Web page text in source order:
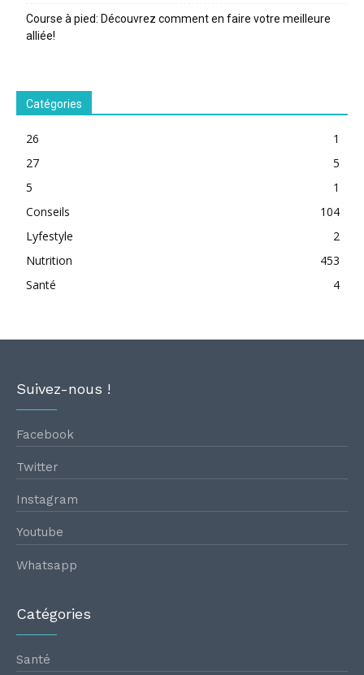
Course à pied: Découvrez comment en faire votre meilleure
alliée!
Catégories
26
1
27
5
5
1
Conseils
104
Lyfestyle
2
Nutrition
453
Santé
4
Suivez-nous !
Facebook
Twitter
Instagram
Youtube
Whatsapp
Catégories
Santé